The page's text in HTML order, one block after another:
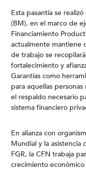
Esta pasantía se
(BM), en el marco de
Financiamiento
actualmente mantiene
de trabajo se
fortalecimiento y
Garantías como
para aquellas
el respaldo necesario
sistema financiero
En alianza con
Mundial y la
FGR, la CFN trabaja
crecimiento